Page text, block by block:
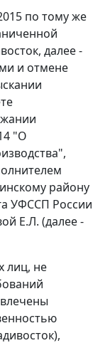
по тому же
далее -
и отмене
"О
району
УФССП России
Е.Л. (далее -
лиц, не